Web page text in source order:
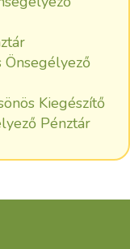
Önsegélyező
Kiegészítő
Pénztár